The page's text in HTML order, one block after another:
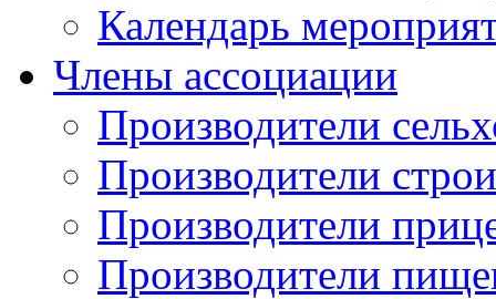
Календарь
Члены ассоциации
Производители
Производители
Производители
Производители